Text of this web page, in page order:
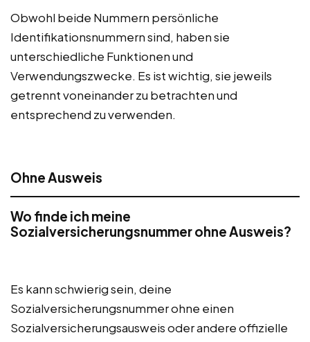
Obwohl beide Nummern persönliche
Identifikationsnummern sind, haben sie
unterschiedliche Funktionen und
Verwendungszwecke. Es ist wichtig, sie jeweils
getrennt voneinander zu betrachten und
entsprechend zu verwenden.
Ohne Ausweis
Wo finde ich meine
Sozialversicherungsnummer ohne Ausweis?
Es kann schwierig sein, deine
Sozialversicherungsnummer ohne einen
Sozialversicherungsausweis oder andere offizielle